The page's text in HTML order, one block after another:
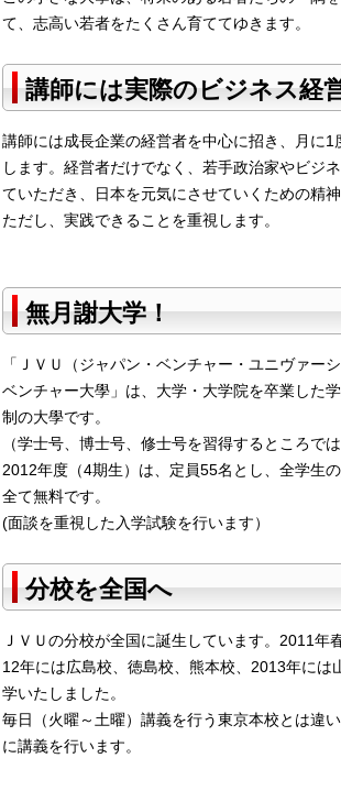
て、志高い若者をたくさん育ててゆきます。
講師には実際のビジネス経
講師には成長企業の経営者を中心に招き、月に1
します。経営者だけでなく、若手政治家やビジ
ていただき、日本を元気にさせていくための精神
ただし、実践できることを重視します。
無月謝大学！
「ＪＶＵ（ジャパン・ベンチャー・ユニヴァー
ベンチャー大學」は、大学・大学院を卒業した
制の大學です。
（学士号、博士号、修士号を習得するところでは
2012年度（4期生）は、定員55名とし、全学生の
全て無料です。
(面談を重視した入学試験を行います）
分校を全国へ
ＪＶＵの分校が全国に誕生しています。2011年
12年には広島校、徳島校、熊本校、2013年には
学いたしました。
毎日（火曜～土曜）講義を行う東京本校とは違
に講義を行います。